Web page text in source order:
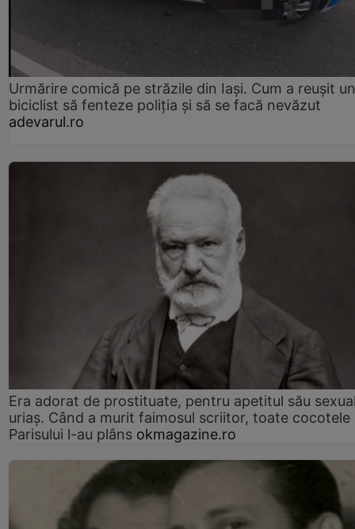
Urmărire comică pe străzile din Iași. Cum a reușit un
biciclist să fenteze poliția și să se facă nevăzut
adevarul.ro
Era adorat de prostituate, pentru apetitul său
uriaș. Când a murit faimosul scriitor, toate cocotele
Parisului l-au plâns okmagazine.ro